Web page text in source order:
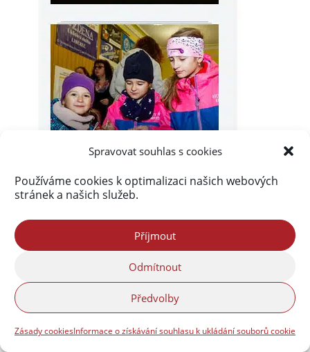
Spravovat souhlas s cookies
Používáme cookies k optimalizaci našich webových
stránek a našich služeb.
Příjmout
Odmítnout
Předvolby
Zásady cookiesInformace o získávání souhlasu k ukládání souborů cookie